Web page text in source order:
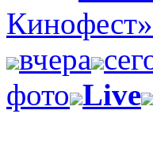
Кинофест»
вчера
фото Live